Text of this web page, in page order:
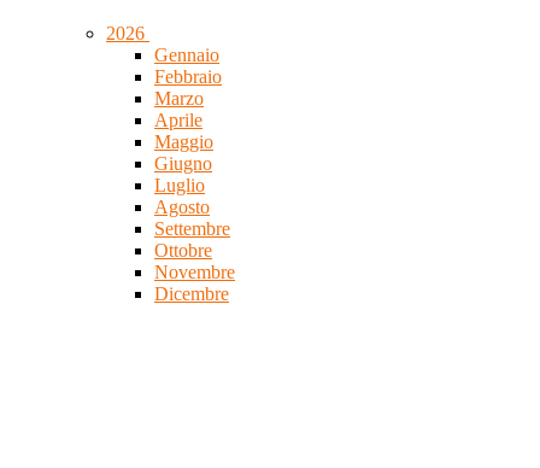
2026
Gennaio
Febbraio
Marzo
Aprile
Maggio
Giugno
Luglio
Agosto
Settembre
Ottobre
Novembre
Dicembre